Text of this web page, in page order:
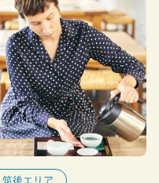
筑後エリア